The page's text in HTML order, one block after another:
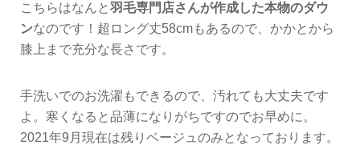
こちらはなんと羽毛専門店さんが作成した本物のダウ
ンなのです！超ロング丈58cmもあるので、かかとから
膝上まで充分な長さです。
手洗いでのお洗濯もできるので、汚れても大丈夫です
よ。寒くなると品薄になりがちですのでお早めに。
2021年9月現在は残りベージュのみとなっております。